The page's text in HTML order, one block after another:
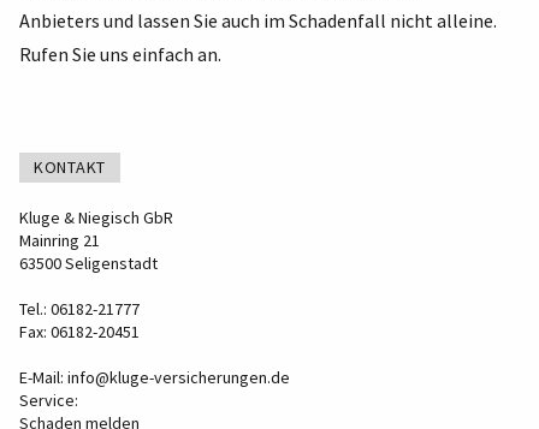
Anbieters und lassen Sie auch im Schadenfall nicht alleine.
Rufen Sie uns einfach an.
KONTAKT
Kluge & Niegisch GbR
Mainring 21
63500 Seligenstadt
Tel.: 06182-21777
Fax: 06182-20451
E-Mail: info@kluge-versicherungen.de
Service:
Schaden melden